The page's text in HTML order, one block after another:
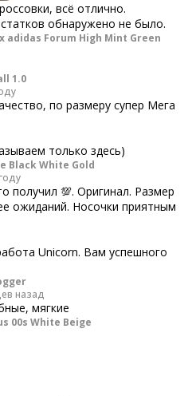
всё отлично.
обнаружено не было.
adidas Forum High Mint Green
1.0
по размеру супер Мега
только здесь)
Black White Gold
получил 💯. Оригинал. Размер
ожиданий. Носочки приятным
Unicorn. Вам успешного
назад
мягкие
00s White Beige